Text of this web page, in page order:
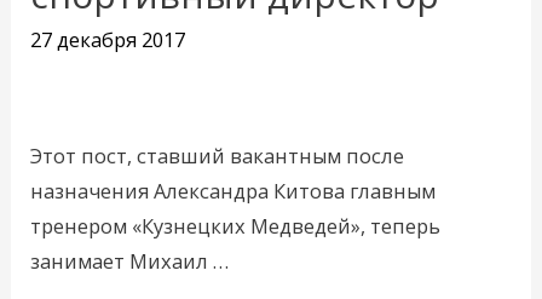
27 декабря 2017
Этот пост, ставший вакантным после
назначения Александра Китова главным
тренером «Кузнецких Медведей», теперь
занимает Михаил …
спортивный